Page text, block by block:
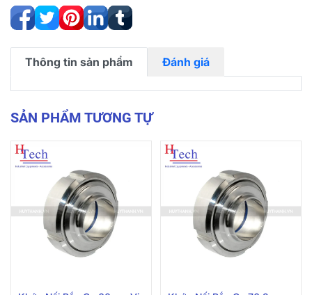
Thông tin sản phẩm Đánh giá
SẢN PHẨM TƯƠNG TỰ